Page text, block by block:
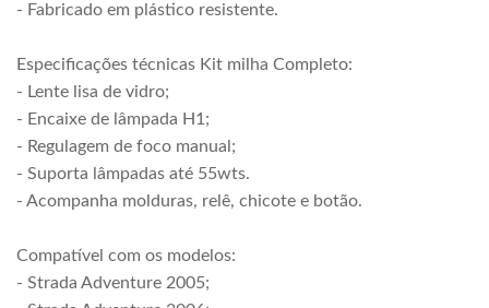
- Fabricado em plástico resistente.
Especificações técnicas Kit milha Completo:
- Lente lisa de vidro;
- Encaixe de lâmpada H1;
- Regulagem de foco manual;
- Suporta lâmpadas até 55wts.
- Acompanha molduras, relê, chicote e botão.
Compatível com os modelos:
- Strada Adventure 2005;